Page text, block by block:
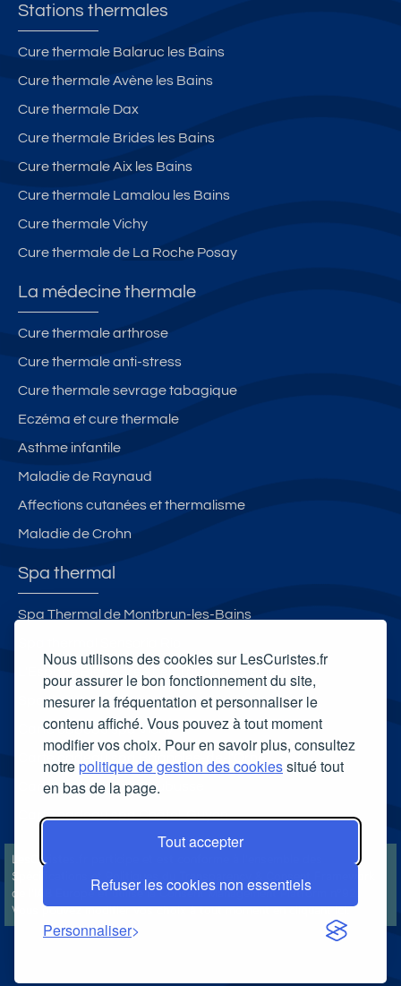
Nous utilisons des cookies sur LesCuristes.fr
pour assurer le bon fonctionnement du site,
mesurer la fréquentation et personnaliser le
contenu affiché. Vous pouvez à tout moment
modifier vos choix. Pour en savoir plus, consultez
notrepolitique de gestion des cookiessitué tout
en bas de la page.
Tout accepter
Refuser les cookies non essentiels
Personnaliser
Stations thermales
Cure thermale Balaruc les Bains
Cure thermale Avène les Bains
Cure thermale Dax
Cure thermale Brides les Bains
Cure thermale Aix les Bains
Cure thermale Lamalou les Bains
Cure thermale Vichy
Cure thermale de La Roche Posay
La médecine thermale
Cure thermale arthrose
Cure thermale anti-stress
Cure thermale sevrage tabagique
Eczéma et cure thermale
Asthme infantile
Maladie de Raynaud
Affections cutanées et thermalisme
Maladie de Crohn
Spa thermal
Spa Thermal de Montbrun-les-Bains
Spa thermal d'Allevard
Carte cadeau spa Vichy
Carte cadeau spa Bagnoles-de-l'Orne
Carte cadeau spa Saubusse
Carte cadeau spa Châtel-Guyon
LesCuristes.fr participe et est conforme à l'ensemble des
Spécifications et Politiques du Transparency & Consent Framework
de l'IAB Europe et utilise la Consent Management Platform n°92.
Vous pouvez modifier vos choix à tout moment encliquant ici.